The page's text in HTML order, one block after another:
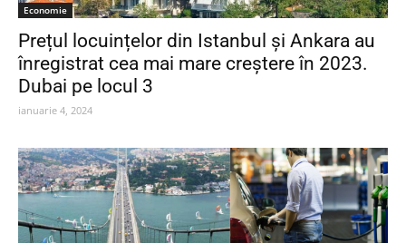
Economie
Prețul locuințelor din Istanbul și Ankara au
înregistrat cea mai mare creștere în 2023.
Dubai pe locul 3
ianuarie 4, 2024